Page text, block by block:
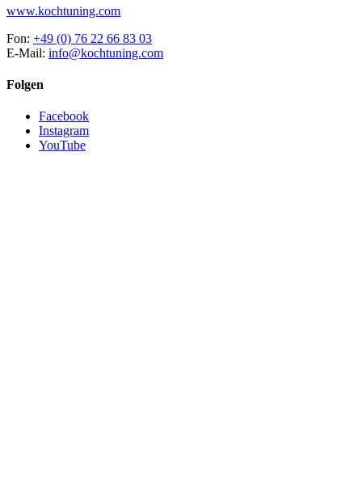
www.kochtuning.com
Fon: +49 (0) 76 22 66 83 03
E-Mail: info@kochtuning.com
Folgen
Facebook
Instagram
YouTube